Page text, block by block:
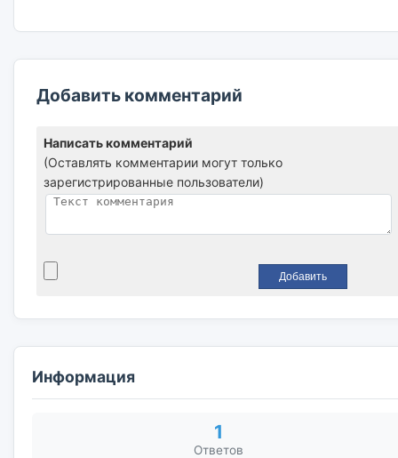
Добавить комментарий
Написать комментарий
(Оставлять комментарии могут только
зарегистрированные пользователи)
Информация
1
Ответов